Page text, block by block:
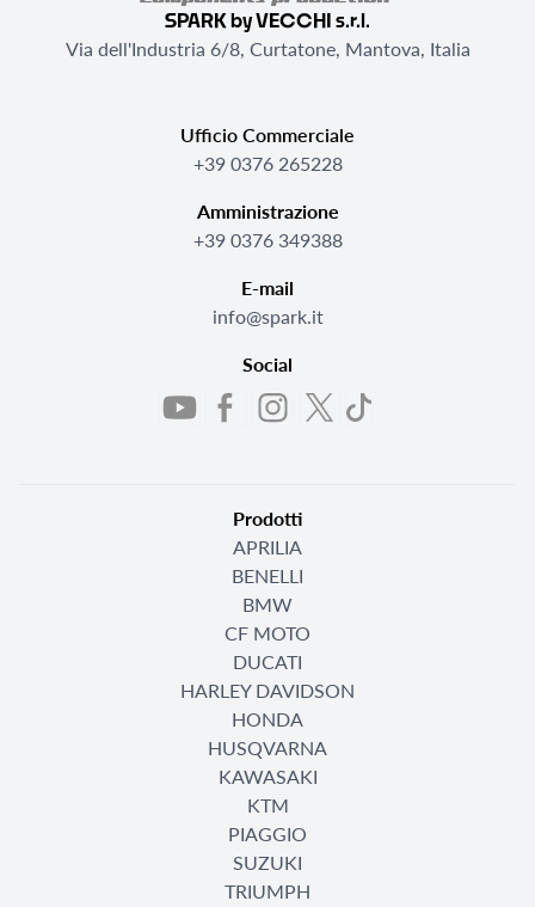
SPARK by VECCHI s.r.l.
Via dell'Industria 6/8, Curtatone, Mantova, Italia
Ufficio Commerciale
+39 0376 265228
Amministrazione
+39 0376 349388
E-mail
info@spark.it
Social
Prodotti
APRILIA
BENELLI
BMW
CF MOTO
DUCATI
HARLEY DAVIDSON
HONDA
HUSQVARNA
KAWASAKI
KTM
PIAGGIO
SUZUKI
TRIUMPH